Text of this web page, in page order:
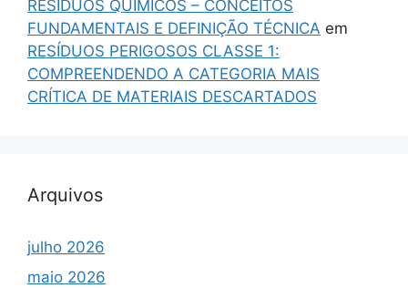
RESÍDUOS QUÍMICOS – CONCEITOS
FUNDAMENTAIS E DEFINIÇÃO TÉCNICA em
RESÍDUOS PERIGOSOS CLASSE 1:
COMPREENDENDO A CATEGORIA MAIS
CRÍTICA DE MATERIAIS DESCARTADOS
Arquivos
julho 2026
maio 2026